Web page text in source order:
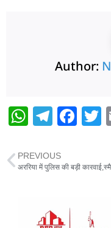
Author:
W
at
s
T
e
g
m
F
e
o
PREVIOUS